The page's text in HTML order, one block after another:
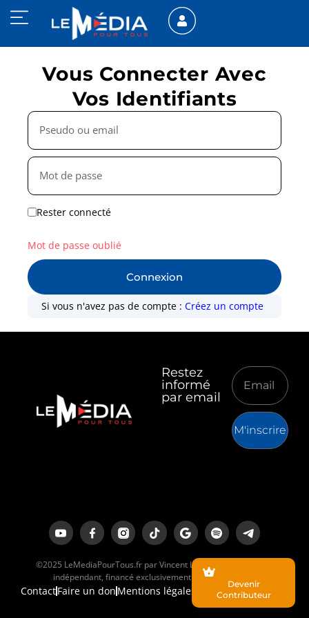
Vous Connecter Avec
Vos Identifiants
Rester connecté
Connexion
Mot de passe oublié
Si vous n'avez pas de compte :Créez un compte
Restez
informé
par email
M'inscrire
©2025 LeMediaPourTous.fr par Vincent Lapierre est un média
indépendant, financé exclusivement par ses lecteurs.
ContactFaire un don Mentions légales
Devenir
Contributeur